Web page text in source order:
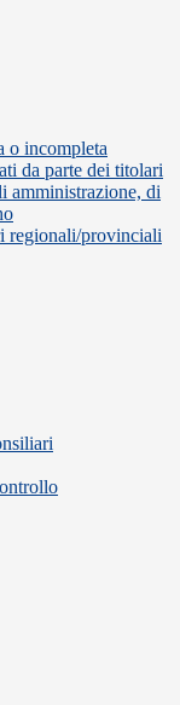
o incompleta
da parte dei titolari
amministrazione, di
regionali/provinciali